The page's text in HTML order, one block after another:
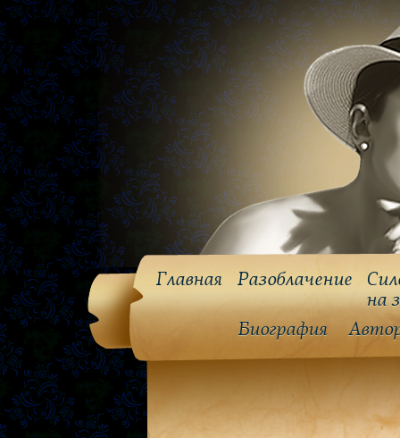
Главная Разоблачение
на
Биография